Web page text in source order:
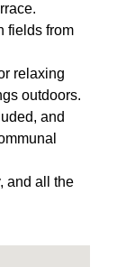
fields from
relaxing
outdoors.
and
and all the